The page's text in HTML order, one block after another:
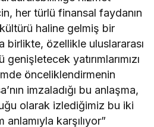
her türlü finansal faydanın
haline gelmiş bir
birlikte, özellikle uluslararası
yatırımlarımızı
önceliklendirmenin
imzaladığı bu anlaşma,
olarak izlediğimiz bu iki
anlamıyla karşılıyor”